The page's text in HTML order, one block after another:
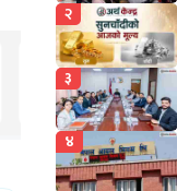
२
३
४